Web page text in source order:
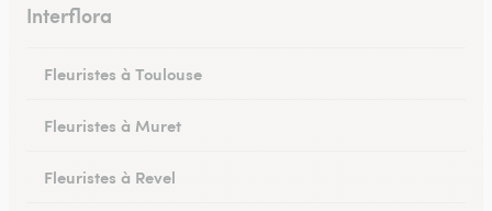
Interflora
Fleuristes à Toulouse
Fleuristes à Muret
Fleuristes à Revel